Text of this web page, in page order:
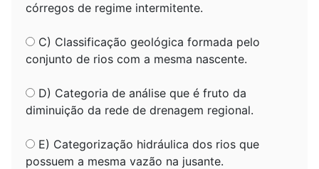
córregos de regime intermitente.
C) Classificação geológica formada pelo
conjunto de rios com a mesma nascente.
D) Categoria de análise que é fruto da
diminuição da rede de drenagem regional.
E) Categorização hidráulica dos rios que
possuem a mesma vazão na jusante.